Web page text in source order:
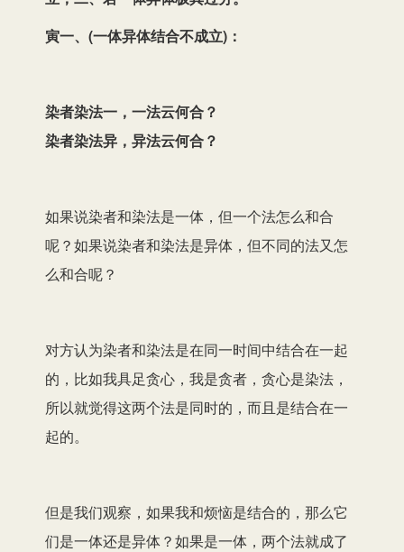
寅一、(一体异体结合不成立)：
染者染法一，一法云何合？
染者染法异，异法云何合？
如果说染者和染法是一体，但一个法怎么和合
呢？如果说染者和染法是异体，但不同的法又怎
么和合呢？
对方认为染者和染法是在同一时间中结合在一起
的，比如我具足贪心，我是贪者，贪心是染法，
所以就觉得这两个法是同时的，而且是结合在一
起的。
但是我们观察，如果我和烦恼是结合的，那么它
们是一体还是异体？如果是一体，两个法就成了